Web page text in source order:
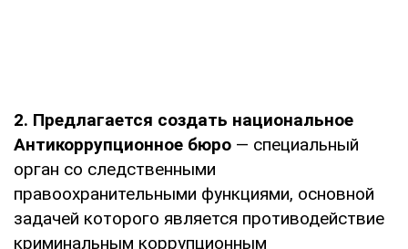
2. Предлагается создать национальное
Антикоррупционное бюро — специальный
орган со следственными
правоохранительными функциями, основной
задачей которого является противодействие
криминальным коррупционным